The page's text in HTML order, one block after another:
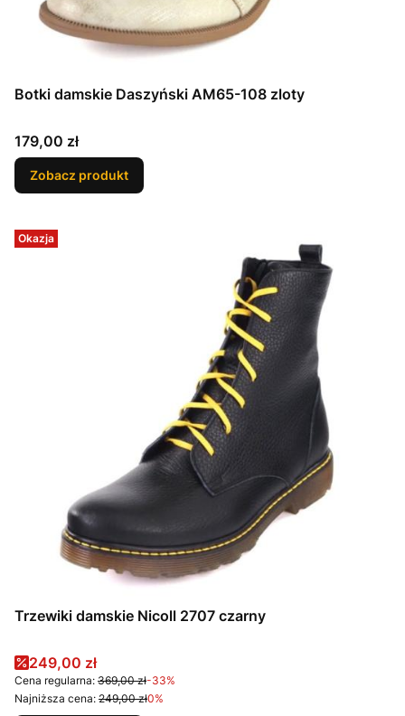
Botki damskie Daszyński AM65-108 zloty
Cena
179,00 zł
Zobacz produkt
Okazja
Trzewiki damskie Nicoll 2707 czarny
Cena promocyjna
249,00 zł
Cena regularna: 369,00 zł-33%
Najniższa cena: 249,00 zł0%